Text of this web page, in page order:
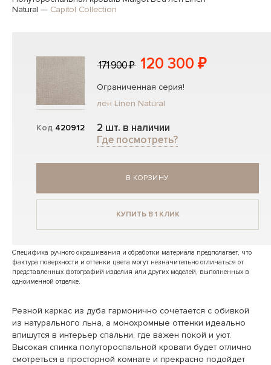
Natural — Capitol Collection
Код 420912
171 900 ₽ 120 300 ₽
Ограниченная серия!
лён Linen Natural
2 шт. в наличии
Где посмотреть?
В КОРЗИНУ
КУПИТЬ В 1 КЛИК
Специфика ручного окрашивания и обработки материала предполагает, что
фактура поверхности и оттенки цвета могут незначительно отличаться от
представленных фотографий изделия или других моделей, выполненных в
одноименной отделке.
Резной каркас из дуба гармонично сочетается с обивкой
из натурального льна, а монохромные оттенки идеально
впишутся в интерьер спальни, где важен покой и уют.
Высокая спинка полутороспальной кровати будет отлично
смотреться в просторной комнате и прекрасно подойдет